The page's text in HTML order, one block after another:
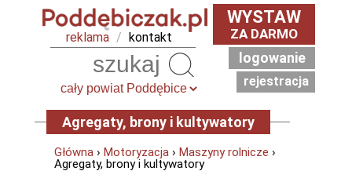
reklama / kontakt
WYSTAW
ZA DARMO
logowanie
rejestracja
Agregaty, brony i kultywatory
Główna › Motoryzacja › Maszyny rolnicze ›
Agregaty, brony i kultywatory